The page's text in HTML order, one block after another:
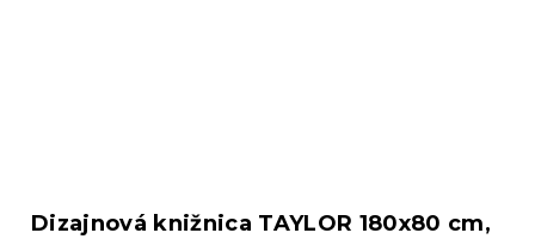
Dizajnová knižnica TAYLOR 180x80 cm,